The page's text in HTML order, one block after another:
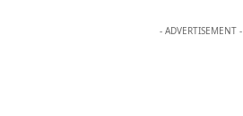
- ADVERTISEMENT -